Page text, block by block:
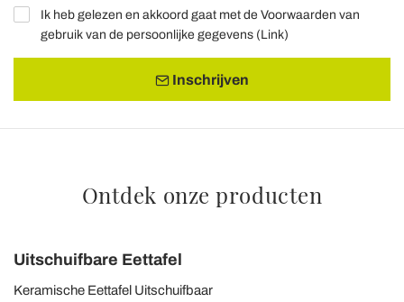
Ik heb gelezen en akkoord gaat met de Voorwaarden van
gebruik van de persoonlijke gegevens (Link)
Inschrijven
Ontdek onze producten
Uitschuifbare Eettafel
Keramische Eettafel Uitschuifbaar